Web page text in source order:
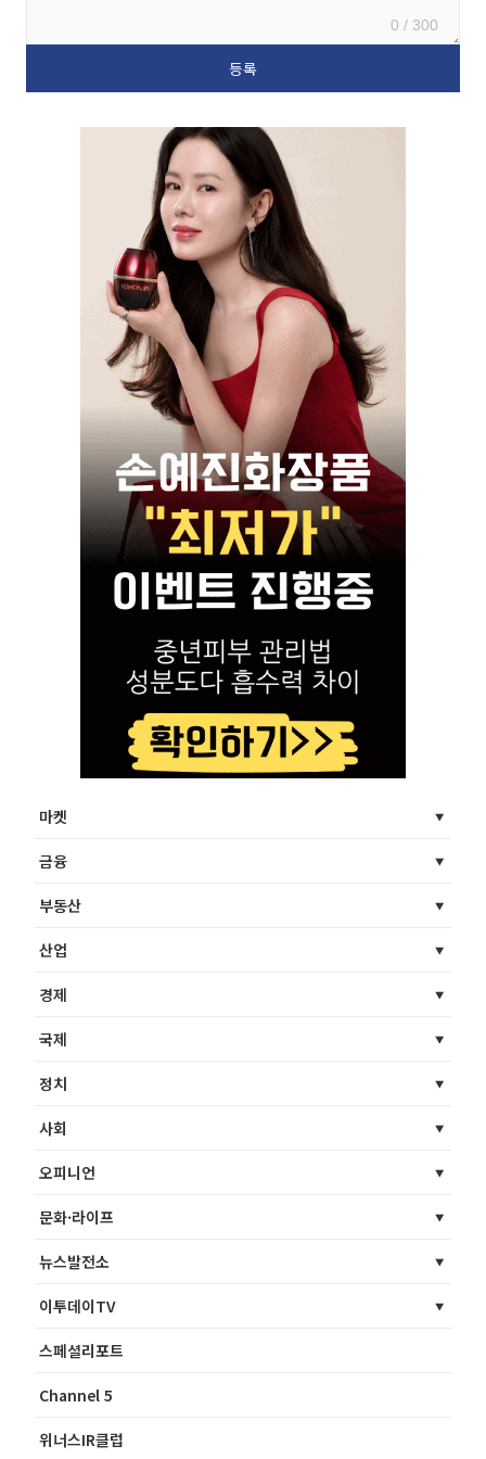
0 / 300
마켓
금융
부동산
산업
경제
국제
정치
사회
오피니언
문화·라이프
뉴스발전소
이투데이TV
스페셜리포트
Channel 5
위너스IR클럽